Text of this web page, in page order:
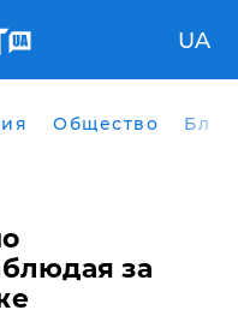
UA
Общество
за